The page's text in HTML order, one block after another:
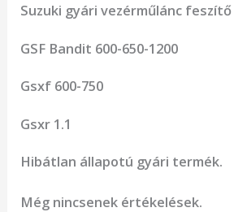
Suzuki gyári vezérműlánc
GSF Bandit 600-650-1200
Gsxf 600-750
Gsxr 1.1
Hibátlan állapotú gyári termék.
Még nincsenek értékelések.